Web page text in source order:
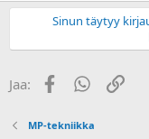
Sinun täytyy
Jaa: FacebookWhatsApp
MP-tekniikka